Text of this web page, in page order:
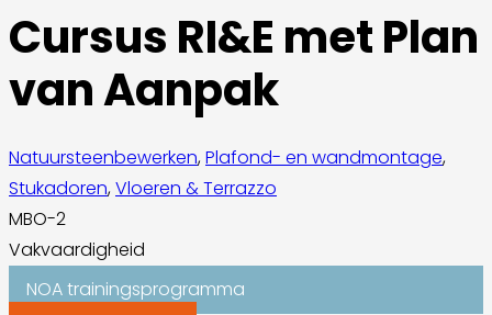
Cursus RI&E met Plan
van Aanpak
Natuursteenbewerken,Plafond- en wandmontage,
Stukadoren,Vloeren & Terrazzo
MBO-2
Vakvaardigheid
NOA trainingsprogramma